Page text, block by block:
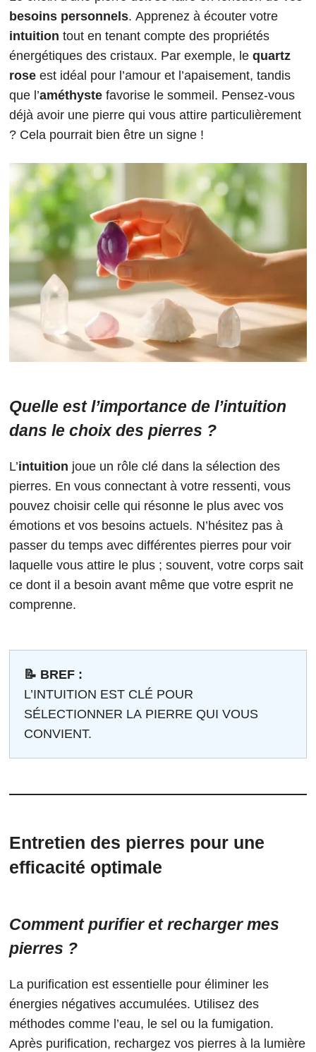
besoins personnels. Apprenez à écouter votre
intuition tout en tenant compte des propriétés
énergétiques des cristaux. Par exemple, le quartz
rose est idéal pour l’amour et l’apaisement, tandis
que l’améthyste favorise le sommeil. Pensez-vous
déjà avoir une pierre qui vous attire particulièrement
? Cela pourrait bien être un signe !
Quelle est l’importance de l’intuition
dans le choix des pierres ?
L’intuition joue un rôle clé dans la sélection des
pierres. En vous connectant à votre ressenti, vous
pouvez choisir celle qui résonne le plus avec vos
émotions et vos besoins actuels. N’hésitez pas à
passer du temps avec différentes pierres pour voir
laquelle vous attire le plus ; souvent, votre corps sait
ce dont il a besoin avant même que votre esprit ne
comprenne.
📝 BREF :
L’INTUITION EST CLÉ POUR
SÉLECTIONNER LA PIERRE QUI VOUS
CONVIENT.
Entretien des pierres pour une
efficacité optimale
Comment purifier et recharger mes
pierres ?
La purification est essentielle pour éliminer les
énergies négatives accumulées. Utilisez des
méthodes comme l’eau, le sel ou la fumigation.
Après purification, rechargez vos pierres à la lumière